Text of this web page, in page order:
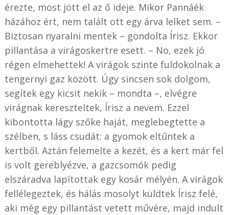
érezte, most jött el az ő ideje. Mikor Pannáék
házához ért, nem talált ott egy árva lelket sem. –
Biztosan nyaralni mentek – gondolta Írisz. Ekkor
pillantása a virágoskertre esett. – No, ezek jó
régen elmehettek! A virágok szinte fuldokolnak a
tengernyi gaz között. Úgy sincsen sok dolgom,
segítek egy kicsit nekik – mondta –, elvégre
virágnak kereszteltek, Írisz a nevem. Ezzel
kibontotta lágy szőke haját, meglebegtette a
szélben, s láss csudát: a gyomok eltűntek a
kertből. Aztán felemelte a kezét, és a kert már fel
is volt gereblyézve, a gazcsomók pedig
elszáradva lapítottak egy kosár mélyén. A virágok
fellélegeztek, és hálás mosolyt küldtek Írisz felé,
aki még egy pillantást vetett művére, majd indult